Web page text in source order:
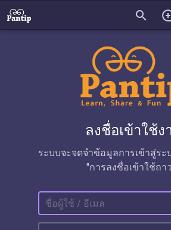
search
ลงชื่อเข้าใช้ง
ระบบจะจดจำข้อมูลการเข้าสู่ร
"การลงชื่อเข้าใช้ถา